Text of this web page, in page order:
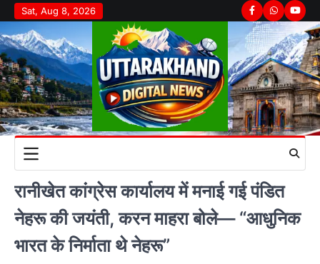
Skip
to
content
Sat, Aug 8, 2026 Facebook
Whatsapp
रानीखेत कांग्रेस कार्यालय में मनाई गई पंडित
नेहरू की जयंती, करन माहरा बोले— “आधुनिक
भारत के निर्माता थे नेहरू”